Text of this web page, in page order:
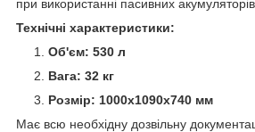
при використанні пасивних
Технічні характеристики:
Об'єм: 530 л
Вага: 32 кг
Розмір: 1000х1090х740 мм
Має всю необхідну дозвільну